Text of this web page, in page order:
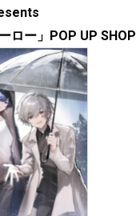
ロー」POP UP SHOP